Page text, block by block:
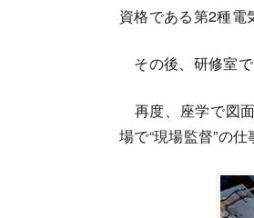
資格である第2種電
その後、研修室で
再度、座学で図
場で“現場監督”の